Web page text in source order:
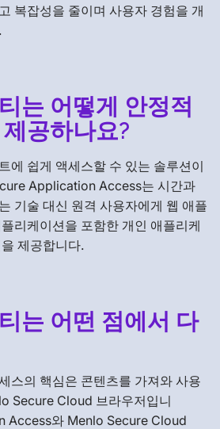
복잡성을 줄이며 사용자 경험을 개
는 어떻게 안정적
공하나요?
에 쉽게 액세스할 수 있는 솔루션이
Application Access는 시간과
기술 대신 원격 사용자에게 웹 애플
리케이션을 포함한 개인 애플리케
제공합니다.
는 어떤 점에서 다
스의 핵심은 콘텐츠를 가져와 사용
Secure Cloud 브라우저입니
Access와 Menlo Secure Cloud